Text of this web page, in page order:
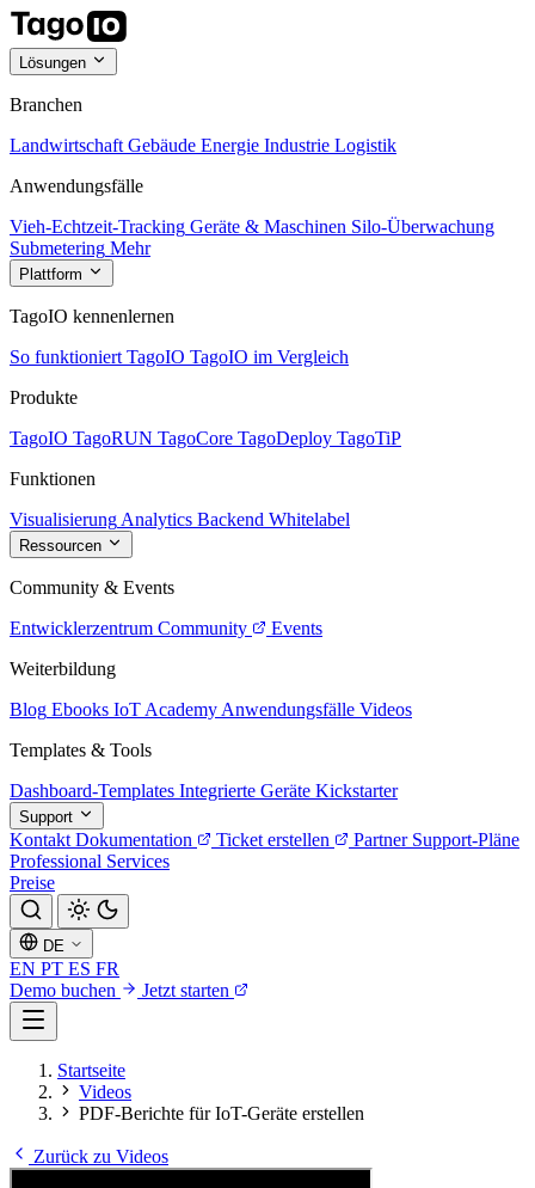
Lösungen
Branchen
Landwirtschaft Gebäude Energie Industrie Logistik
Anwendungsfälle
Vieh-Echtzeit-Tracking Geräte & Maschinen Silo-Überwachung
Submetering Mehr
Plattform
TagoIO kennenlernen
So funktioniert TagoIO TagoIO im Vergleich
Produkte
TagoIO TagoRUN TagoCore TagoDeploy TagoTiP
Funktionen
Visualisierung Analytics Backend Whitelabel
Ressourcen
Community & Events
Entwicklerzentrum Community
Events
Weiterbildung
Blog Ebooks IoT Academy Anwendungsfälle Videos
Templates & Tools
Dashboard-Templates Integrierte Geräte Kickstarter
Support
Kontakt Dokumentation Ticket erstellen Partner Support-Pläne
Professional Services
Preise
DE
EN PT ES FR
Demo buchen
Jetzt starten
Startseite
Videos
PDF-Berichte für IoT-Geräte erstellen
Zurück zu Videos